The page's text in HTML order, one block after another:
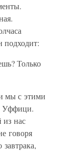
подходит:
Только
мы с этими
Уффици.
нас
говоря